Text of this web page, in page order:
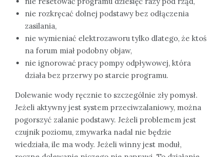
nie rozkręcać dolnej podstawy bez odłączenia
zasilania,
nie wymieniać elektrozaworu tylko dlatego, że ktoś
na forum miał podobny objaw,
nie ignorować pracy pompy odpływowej, która
działa bez przerwy po starcie programu.
Dolewanie wody ręcznie to szczególnie zły pomysł.
Jeżeli aktywny jest system przeciwzalaniowy, można
pogorszyć zalanie podstawy. Jeżeli problemem jest
czujnik poziomu, zmywarka nadal nie będzie
wiedziała, ile ma wody. Jeżeli winny jest moduł,